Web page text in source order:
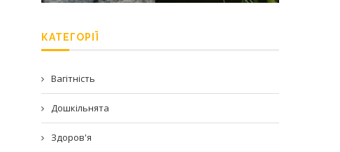
КАТЕГОРІЇ
Вагітність
Дошкільнята
Здоров'я